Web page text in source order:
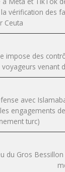
vérification des
Ceuta
impose des
voyageurs venant
avec
engagements
turc)
du Gros